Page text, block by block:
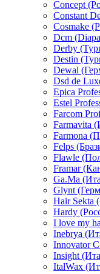
Concept
Constant
Cosmake
Dcm
Derby
Destin
Dewal
Dsd de
Epica
Estel
Farcom
Farmavita
Farmona
Felps
Flawle
Framar
Ga.Ma
Glynt
Hair Sekta
Hardy
I love my
Inebrya
Innovator
Insight
ItalWax